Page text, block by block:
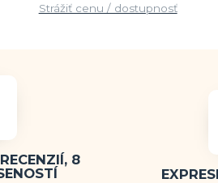
Strážiť cenu / dostupnosť
8